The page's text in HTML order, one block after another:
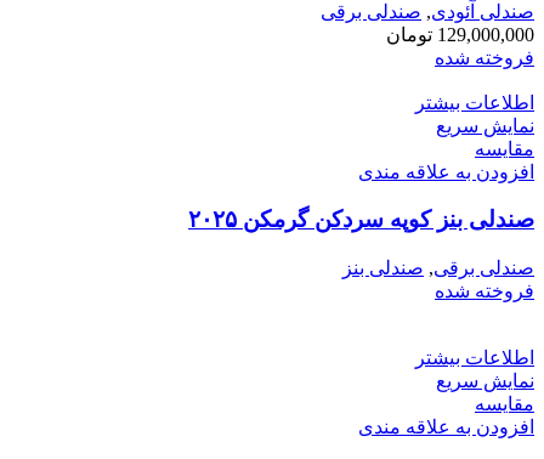
صندلی آئودی, صندلی برقی
129,000,000 تومان
فروخته شده
اطلاعات بیشتر
نمایش سریع
مقايسه
افزودن به علاقه مندی
صندلی بنز کوپه سردکن گرمکن ۲۰۲۵
صندلی برقی, صندلی بنز
فروخته شده
اطلاعات بیشتر
نمایش سریع
مقايسه
افزودن به علاقه مندی